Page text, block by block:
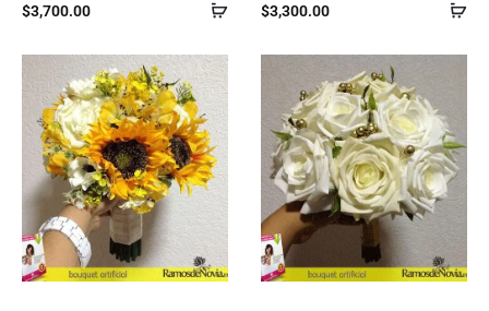
$3,700.00 $3,300.00